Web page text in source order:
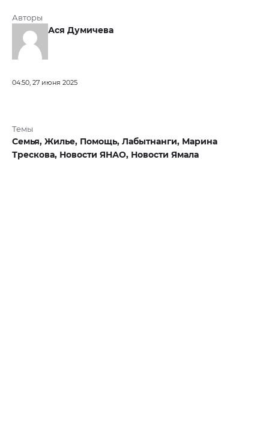
Авторы
Ася Думичева
04:50, 27 июня 2025
Темы
Семья, Жилье, Помощь, Лабытнанги, Марина
Трескова, Новости ЯНАО, Новости Ямала